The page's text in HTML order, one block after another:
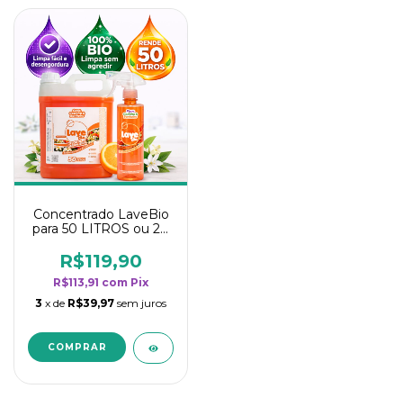
Concentrado LaveBio
para 50 LITROS ou 20
rendimento da
categoria - Flor de
Laranjeira
R$119,90
R$113,91 com Pix
3 x de R$39,97 sem juros